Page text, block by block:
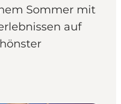
Sommer mit
auf